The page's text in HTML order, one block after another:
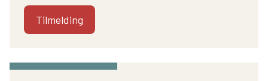
Tilmelding